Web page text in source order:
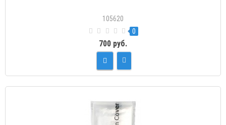
105620
0
700 руб.